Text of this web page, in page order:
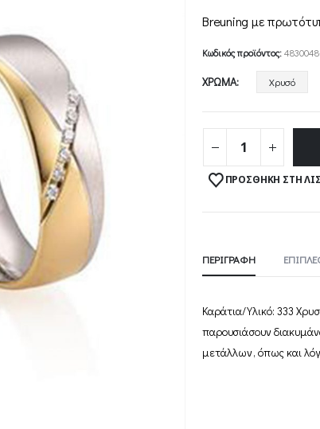
Breuning με
Κωδικός προϊόντος:
ΧΡΏΜΑ Χρυσό
ΠΡΟΣΘΉΚΗ ΣΤΗ
ΠΕΡΙΓΡΑΦΉ
Καράτια/Υλικό: 333
παρουσιάσουν
µετάλλων, όπως και